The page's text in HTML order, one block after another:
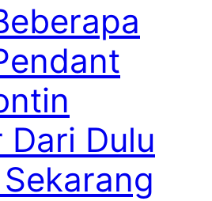
Dari Dulu